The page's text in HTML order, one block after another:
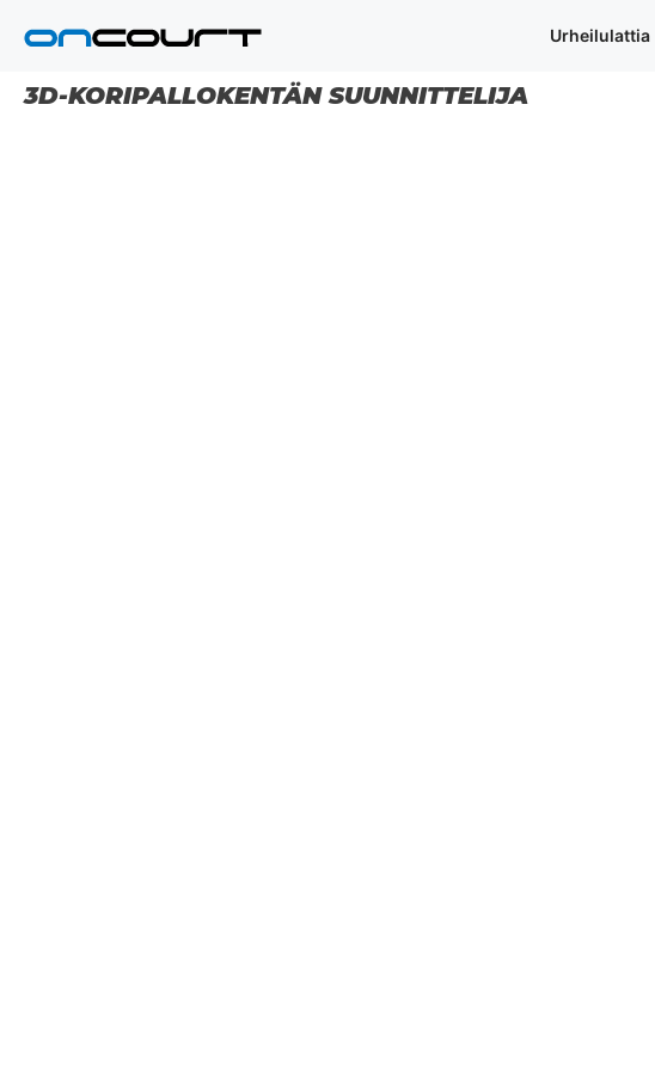
sisältöön
Urheilulattia
3D-KORIPALLOKENTÄN SUUNNITTELIJA